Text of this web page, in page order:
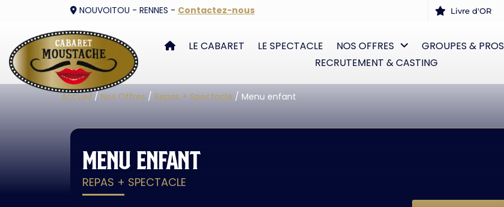
NOUVOITOU - RENNES - Contactez-nous Livre d'OR
LE CABARET LE SPECTACLE NOS OFFRES GROUPES & PROS
RECRUTEMENT & CASTING
Accueil / Nos Offres / Repas + Spectacle / Menu enfant
Menu enfant
REPAS + SPECTACLE